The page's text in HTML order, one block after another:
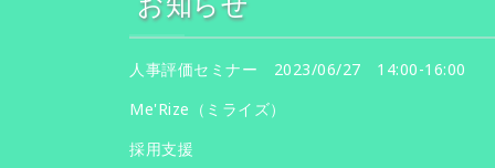
人事評価セミナー 2023/06/27 14:00-16:00
Me'Rize（ミライズ）
採用支援